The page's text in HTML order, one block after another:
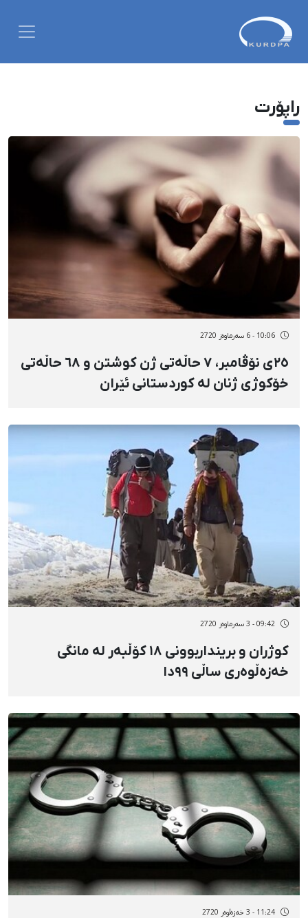
راپۆرت
10:06 - 6 سەرماوەز 2720
٢٥ی نۆڤامبر، ٧ حاڵەتی ژن کوشتن و ٦٨ حاڵەتی
خۆکوژی ژنان لە کوردستانی ئێران
09:42 - 3 سەرماوەز 2720
کوژران و برینداربوونی ١٨ کۆڵبەر لە مانگی
خەزەڵوەری ساڵی ٩٩دا
11:24 - 3 خەزەڵوەر 2720